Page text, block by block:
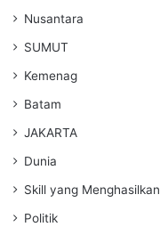
Nusantara
SUMUT
Kemenag
Batam
JAKARTA
Dunia
Skill yang Menghasilkan
Politik